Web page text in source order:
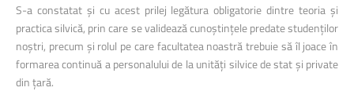
S-a constatat și cu acest prilej legătura obligatorie dintre teoria și
practica silvică, prin care se validează cunoștințele predate studenților
noștri, precum și rolul pe care facultatea noastră trebuie să îl joace în
formarea continuă a personalului de la unități silvice de stat și private
din țară.